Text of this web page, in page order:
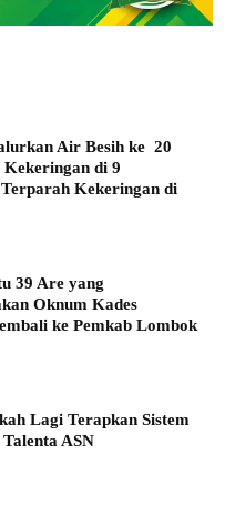
Air Besih ke 20
di 9
Kekeringan di
39 Are yang
Oknum Kades
ke Pemkab Lombok
Lagi Terapkan Sistem
ASN